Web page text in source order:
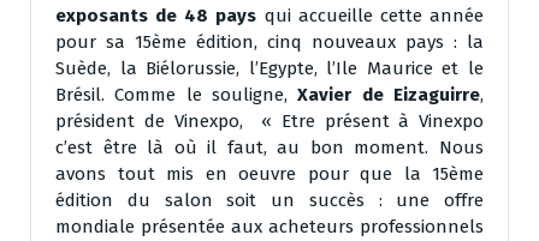
exposants de 48 pays qui accueille cette année
pour sa 15ème édition, cinq nouveaux pays : la
Suède, la Biélorussie, l’Egypte, l’Ile Maurice et le
Brésil. Comme le souligne,Xavier de Eizaguirre,
président de Vinexpo, « Etre présent à Vinexpo
c’est être là où il faut, au bon moment. Nous
avons tout mis en oeuvre pour que la 15ème
édition du salon soit un succès : une offre
mondiale présentée aux acheteurs professionnels